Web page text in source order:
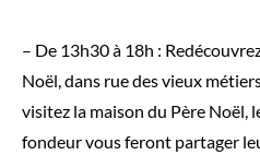
– De 13h30 à 18h :
Noël, dans rue des vieux
visitez la maison du Père Noël,
fondeur vous feront partager